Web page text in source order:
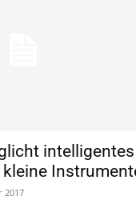
intelligentes
2017